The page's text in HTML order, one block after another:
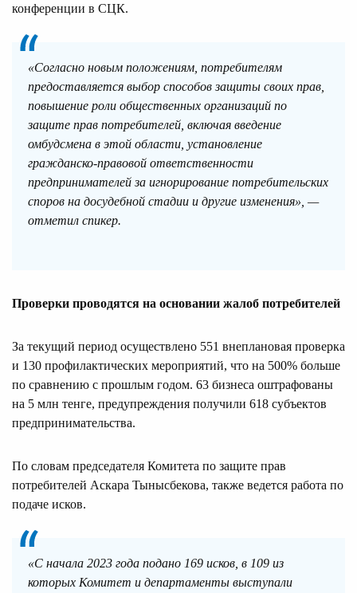
конференции в СЦК.
«Согласно новым положениям, потребителям
предоставляется выбор способов защиты своих прав,
повышение роли общественных организаций по
защите прав потребителей, включая введение
омбудсмена в этой области, установление
гражданско-правовой ответственности
предпринимателей за игнорирование потребительских
споров на досудебной стадии и другие изменения», —
отметил спикер.
Проверки проводятся на основании жалоб потребителей
За текущий период осуществлено 551 внеплановая проверка
и 130 профилактических мероприятий, что на 500% больше
по сравнению с прошлым годом. 63 бизнеса оштрафованы
на 5 млн тенге, предупреждения получили 618 субъектов
предпринимательства.
По словам председателя Комитета по защите прав
потребителей Аскара Тынысбекова, также ведется работа по
подаче исков.
«С начала 2023 года подано 169 исков, в 109 из
которых Комитет и департаменты выступали